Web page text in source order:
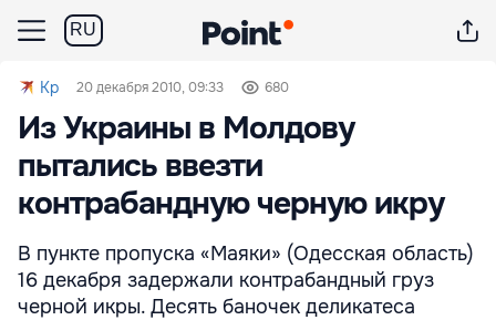
RU
Kp 20 декабря 2010, 09:33 680
Из Украины в Молдову
пытались ввезти
контрабандную черную икру
В пункте пропуска «Маяки» (Одесская область)
16 декабря задержали контрабандный груз
черной икры. Десять баночек деликатеса